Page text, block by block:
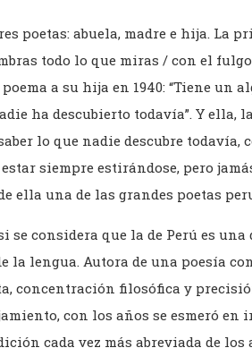
poetas: abuela, madre e hija. La
todo lo que miras / con el
a su hija en 1940: “Tiene
ha descubierto todavía”. Y ella,
lo que nadie descubre todavía,
siempre estirándose, pero
ella una de las grandes poetas
se considera que la de Perú es
la lengua. Autora de una poesía
concentración filosófica y
con los años se esmeró en
cada vez más abreviada de